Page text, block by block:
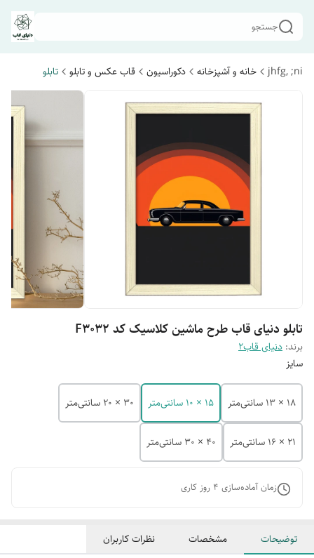
جستجو
jhfg, ;ni خانه و آشپزخانه دکوراسیون قاب عکس و تابلو تابلو
تابلو دنیای قاب طرح ماشین کلاسیک کد F3032
برند: دنیای قاب2
سایز
18 × 13 سانتی‌متر 15 × 10 سانتی‌متر 30 × 20 سانتی‌متر
21 × 16 سانتی‌متر 40 × 30 سانتی‌متر
زمان آماده‌سازی 4 روز کاری
توضیحات مشخصات نظرات کاربران